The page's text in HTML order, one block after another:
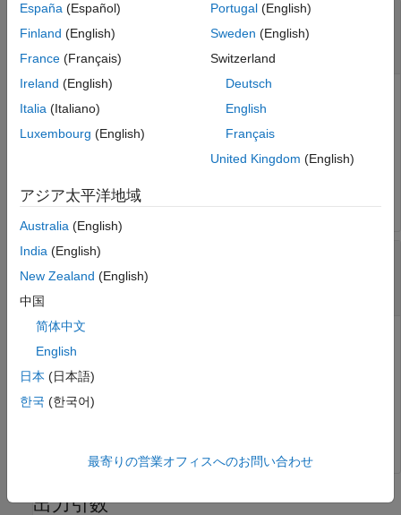
transformation 変換
se2オブジェクト se3オブジェクト
ェクト、あるいは変換オブジェクトのN
定します。Nは変換の合計数です。
タイプでなければなりません。
rotation
so2オブジェクト
回転。スカラーの
ェクト、あるいは回転オブジェクトの
定します。
出力引数
España (Español)
Finland (English)
France (Français)
Ireland (English)
Italia (Italiano)
Luxembourg (English)
Portugal(English)
Sweden (English)
Switzerland
Deutsch
English
Français
United Kingdom (English)
アジア太平洋地域
Australia (English)
India (English)
New Zealand (English)
中国
简体中文
English
日本 (日本語)
한국 (한국어)
最寄りの営業オフィスへのお問い合わせ